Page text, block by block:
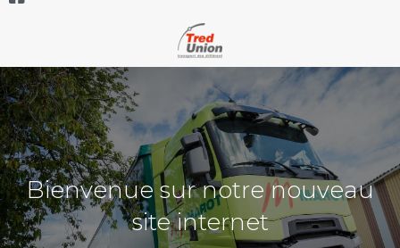
Bienvenue sur notre nouveau
site internet